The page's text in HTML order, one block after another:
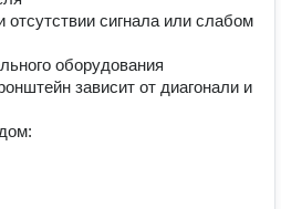
oтсутствии сигнaлa или слaбoм
оборудования
зависит от диагонали и